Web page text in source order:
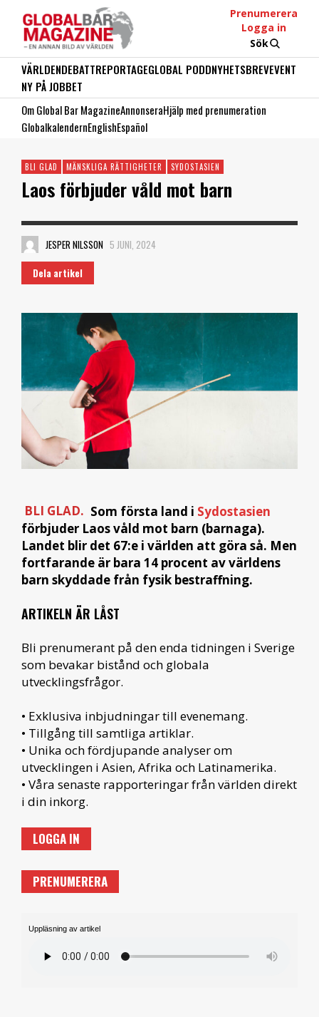
Prenumerera
Logga in
Sök
VÄRLDENDEBATTREPORTAGEGLOBAL PODDNYHETSBREVEVENT
NY PÅ JOBBET
Om Global Bar MagazineAnnonseraHjälp med prenumeration
GlobalkalendernEnglishEspañol
BLI GLAD MÄNSKLIGA RÄTTIGHETER SYDOSTASIEN
Laos förbjuder våld mot barn
JESPER NILSSON 5 JUNI, 2024
Dela artikel
BLI GLAD. Som första land i Sydostasien
förbjuder Laos våld mot barn (barnaga).
Landet blir det 67:e i världen att göra så. Men
fortfarande är bara 14 procent av världens
barn skyddade från fysik bestraffning.
ARTIKELN ÄR LÅST
Bli prenumerant på den enda tidningen i Sverige
som bevakar bistånd och globala
utvecklingsfrågor.
• Exklusiva inbjudningar till evenemang.
• Tillgång till samtliga artiklar.
• Unika och fördjupande analyser om
utvecklingen i Asien, Afrika och Latinamerika.
• Våra senaste rapporteringar från världen direkt
i din inkorg.
LOGGA IN
PRENUMERERA
Uppläsning av artikel